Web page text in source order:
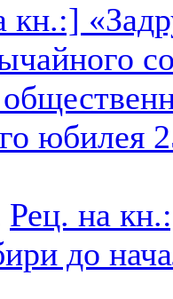
кн.:]
юбилея
Рец. на
до